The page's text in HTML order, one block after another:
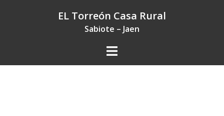
EL Torreón Casa Rural
Sabiote – Jaen